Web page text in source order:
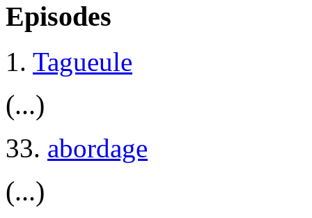
Episodes
1. Tagueule
(...)
33. abordage
(...)